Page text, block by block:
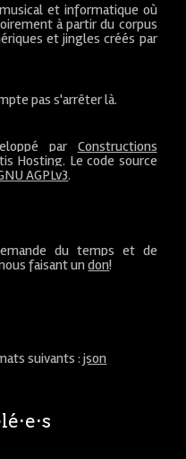
et informatique où
à partir du corpus
et jingles créés par
pas s'arrêter là.
par Constructions
Hosting. Le code source
AGPLv3.
du temps et de
faisant undon!
suivants :json